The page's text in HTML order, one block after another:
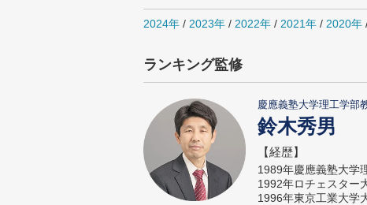
2024年 / 2023年 / 2022年 / 2021年 / 2020年
ランキング監修
慶應義塾大学理工学部
鈴木秀男
【経歴】
1989年慶應義塾大学
1992年ロチェスター
1996年東京工業大学